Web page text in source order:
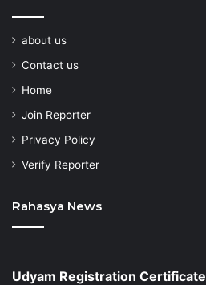
about us
Contact us
Home
Join Reporter
Privacy Policy
Verify Reporter
Rahasya News
Udyam Registration Certificate